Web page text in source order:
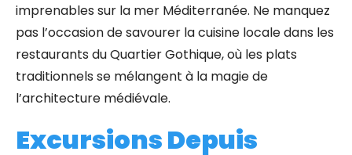
imprenables sur la mer Méditerranée. Ne manquez
pas l’occasion de savourer la cuisine locale dans les
restaurants du Quartier Gothique, où les plats
traditionnels se mélangent à la magie de
l’architecture médiévale.
Excursions Depuis